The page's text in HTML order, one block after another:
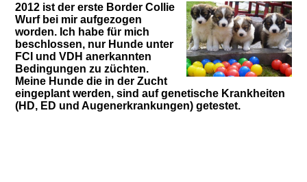
2012 ist der erste Border Collie
Wurf bei mir aufgezogen
worden. Ich habe für mich
beschlossen, nur Hunde unter
FCI und VDH anerkannten
Bedingungen zu züchten.
Meine Hunde die in der Zucht
eingeplant werden, sind auf genetische Krankheiten
(HD, ED und Augenerkrankungen) getestet.